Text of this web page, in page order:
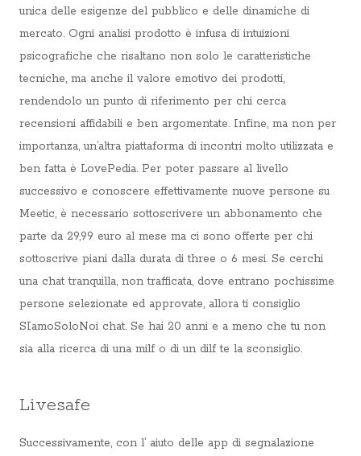
unica delle esigenze del pubblico e delle dinamiche di
mercato. Ogni analisi prodotto è infusa di intuizioni
psicografiche che risaltano non solo le caratteristiche
tecniche, ma anche il valore emotivo dei prodotti,
rendendolo un punto di riferimento per chi cerca
recensioni affidabili e ben argomentate. Infine, ma non per
importanza, un’altra piattaforma di incontri molto utilizzata e
ben fatta è LovePedia. Per poter passare al livello
successivo e conoscere effettivamente nuove persone su
Meetic, è necessario sottoscrivere un abbonamento che
parte da 29,99 euro al mese ma ci sono offerte per chi
sottoscrive piani dalla durata di three o 6 mesi. Se cerchi
una chat tranquilla, non trafficata, dove entrano pochissime
persone selezionate ed approvate, allora ti consiglio
SIamoSoloNoi chat. Se hai 20 anni e a meno che tu non
sia alla ricerca di una milf o di un dilf te la sconsiglio.
Livesafe
Successivamente, con l’ aiuto delle app di segnalazione